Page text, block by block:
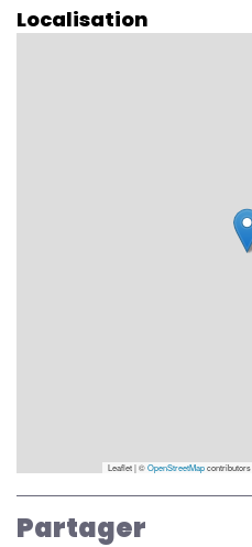
Localisation
Leaflet | ©OpenStreetMapcontributors
Partager